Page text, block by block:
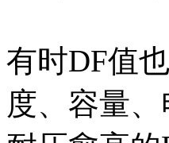
有时DF值
度、容量